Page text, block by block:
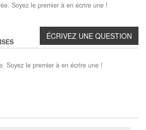
Soyez le premier à en écrire une !
Soyez le premier à en écrire une !